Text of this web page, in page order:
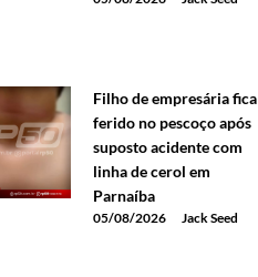
Filho de empresária fica
ferido no pescoço após
suposto acidente com
linha de cerol em
Parnaíba
05/08/2026 Jack Seed